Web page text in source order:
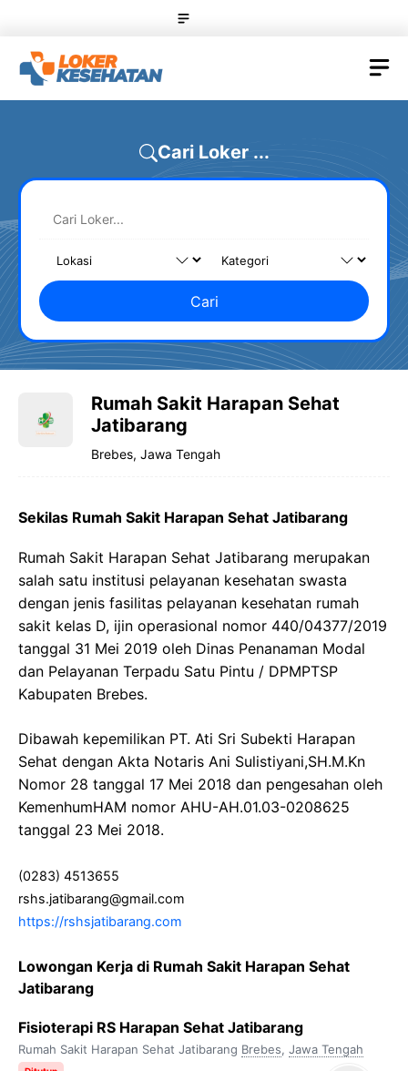
content
Cari Loker ...
Cari
Rumah Sakit Harapan Sehat
Jatibarang
Brebes, Jawa Tengah
Sekilas Rumah Sakit Harapan Sehat Jatibarang
Rumah Sakit Harapan Sehat Jatibarang merupakan
salah satu institusi pelayanan kesehatan swasta
dengan jenis fasilitas pelayanan kesehatan rumah
sakit kelas D, ijin operasional nomor 440/04377/2019
tanggal 31 Mei 2019 oleh Dinas Penanaman Modal
dan Pelayanan Terpadu Satu Pintu / DPMPTSP
Kabupaten Brebes.
Dibawah kepemilikan PT. Ati Sri Subekti Harapan
Sehat dengan Akta Notaris Ani Sulistiyani,SH.M.Kn
Nomor 28 tanggal 17 Mei 2018 dan pengesahan oleh
KemenhumHAM nomor AHU-AH.01.03-0208625
tanggal 23 Mei 2018.
(0283) 4513655
rshs.jatibarang@gmail.com
https://rshsjatibarang.com
Lowongan Kerja di Rumah Sakit Harapan Sehat
Jatibarang
Fisioterapi RS Harapan Sehat Jatibarang
Rumah Sakit Harapan Sehat Jatibarang Brebes, Jawa Tengah